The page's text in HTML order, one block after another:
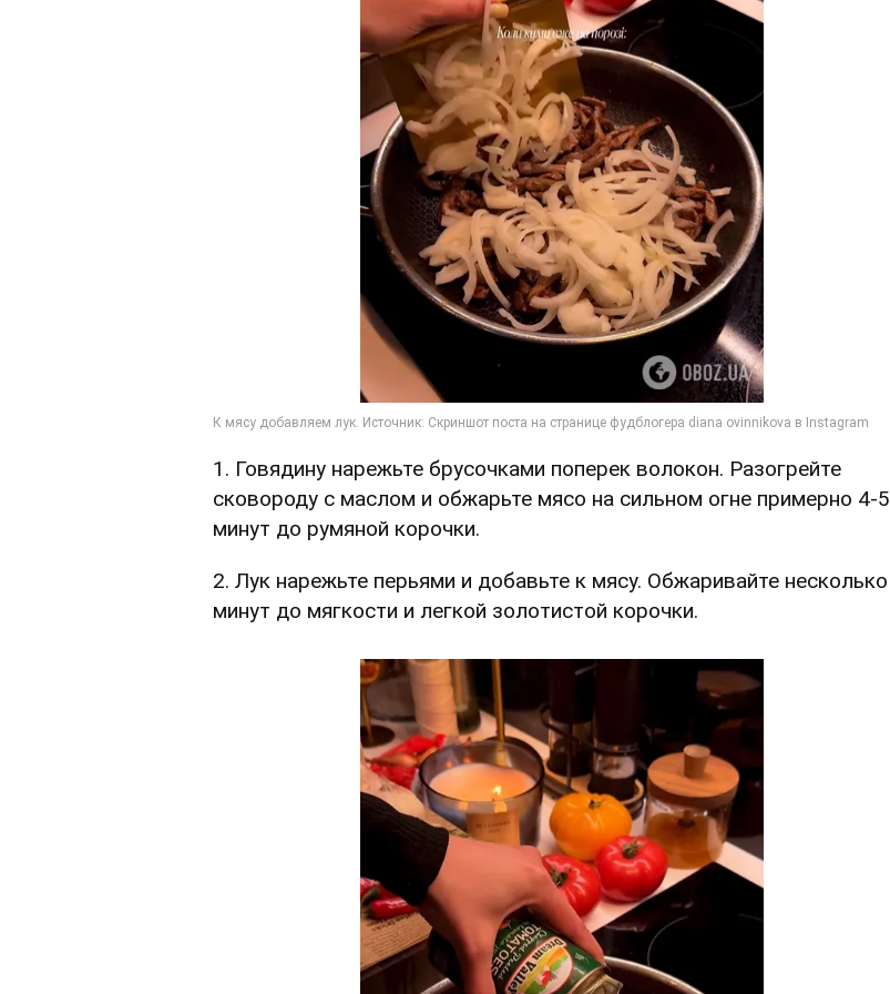
1. Говядину нарежьте брусочками поперек волокон. Разогрейте
сковороду с маслом и обжарьте мясо на сильном огне примерно 4-5
минут до румяной корочки.
2. Лук нарежьте перьями и добавьте к мясу. Обжаривайте несколько
минут до мягкости и легкой золотистой корочки.